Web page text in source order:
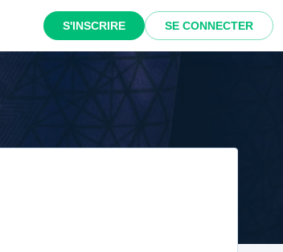
S'INSCRIRE SE CONNECTER